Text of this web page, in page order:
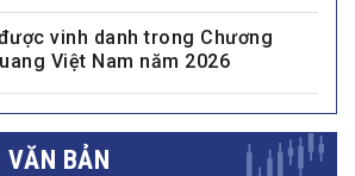
vinh danh trong Chương
Việt Nam năm 2026
VĂN BẢN